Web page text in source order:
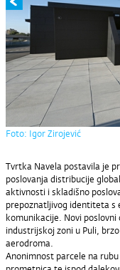
Foto: Igor Zirojević
Tvrtka Navela postavila je
poslovanja distribucije
aktivnosti i skladišno
prepoznatljivog identiteta s
komunikacije. Novi
industrijskoj zoni u Puli,
aerodroma.
Anonimnost parcele na